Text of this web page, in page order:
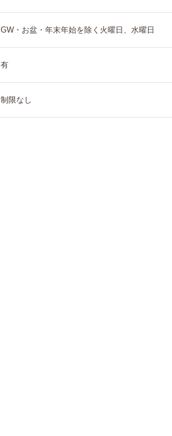
GW・お盆・年末年始を除く火曜日、水曜日
有
制限なし